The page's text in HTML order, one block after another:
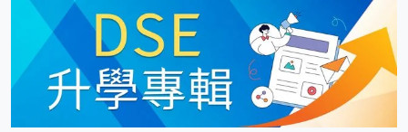
政局